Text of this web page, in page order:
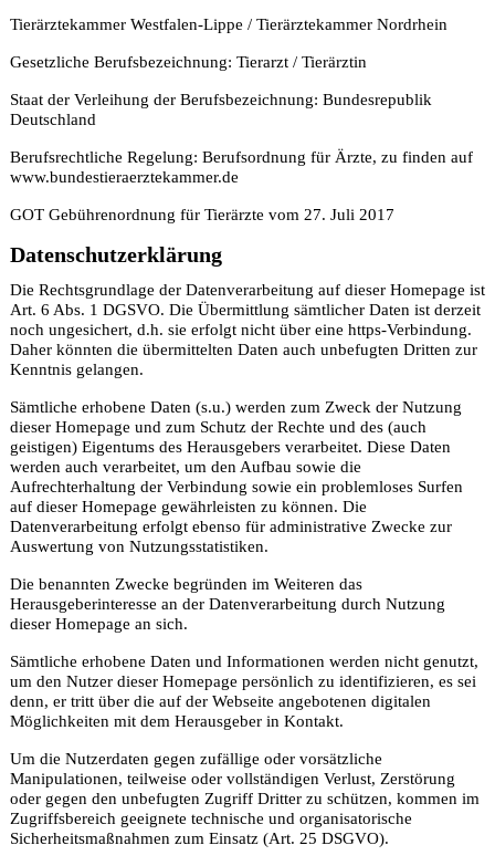
Tierärztekammer Westfalen-Lippe / Tierärztekammer Nordrhein
Gesetzliche Berufsbezeichnung: Tierarzt / Tierärztin
Staat der Verleihung der Berufsbezeichnung: Bundesrepublik
Deutschland
Berufsrechtliche Regelung: Berufsordnung für Ärzte, zu finden auf
www.bundestieraerztekammer.de
GOT Gebührenordnung für Tierärzte vom 27. Juli 2017
Datenschutzerklärung
Die Rechtsgrundlage der Datenverarbeitung auf dieser Homepage ist
Art. 6 Abs. 1 DGSVO. Die Übermittlung sämtlicher Daten ist derzeit
noch ungesichert, d.h. sie erfolgt nicht über eine https-Verbindung.
Daher könnten die übermittelten Daten auch unbefugten Dritten zur
Kenntnis gelangen.
Sämtliche erhobene Daten (s.u.) werden zum Zweck der Nutzung
dieser Homepage und zum Schutz der Rechte und des (auch
geistigen) Eigentums des Herausgebers verarbeitet. Diese Daten
werden auch verarbeitet, um den Aufbau sowie die
Aufrechterhaltung der Verbindung sowie ein problemloses Surfen
auf dieser Homepage gewährleisten zu können. Die
Datenverarbeitung erfolgt ebenso für administrative Zwecke zur
Auswertung von Nutzungsstatistiken.
Die benannten Zwecke begründen im Weiteren das
Herausgeberinteresse an der Datenverarbeitung durch Nutzung
dieser Homepage an sich.
Sämtliche erhobene Daten und Informationen werden nicht genutzt,
um den Nutzer dieser Homepage persönlich zu identifizieren, es sei
denn, er tritt über die auf der Webseite angebotenen digitalen
Möglichkeiten mit dem Herausgeber in Kontakt.
Um die Nutzerdaten gegen zufällige oder vorsätzliche
Manipulationen, teilweise oder vollständigen Verlust, Zerstörung
oder gegen den unbefugten Zugriff Dritter zu schützen, kommen im
Zugriffsbereich geeignete technische und organisatorische
Sicherheitsmaßnahmen zum Einsatz (Art. 25 DSGVO).